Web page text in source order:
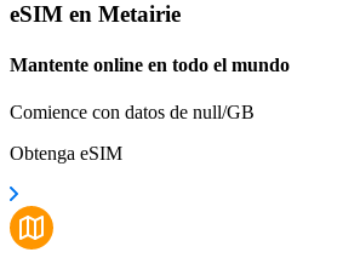
eSIM en Metairie
Mantente online en todo el mundo
Comience con datos de null/GB
Obtenga eSIM